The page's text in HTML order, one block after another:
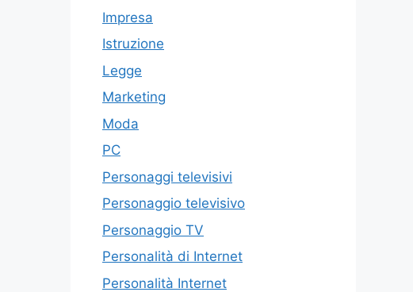
Impresa
Istruzione
Legge
Marketing
Moda
PC
Personaggi televisivi
Personaggio televisivo
Personaggio TV
Personalità di Internet
Personalità Internet